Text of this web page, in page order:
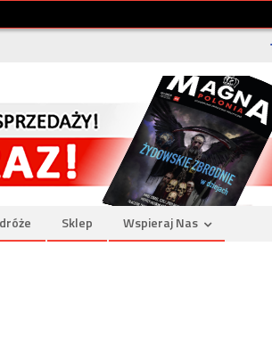
Sklep Wspieraj Nas